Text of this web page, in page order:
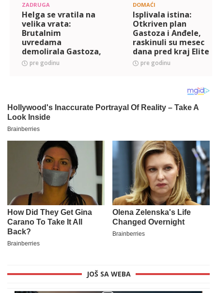
ZADRUGA
Helga se vratila na
velika vrata:
Brutalnim
uvredama
demolirala Gastoza,
on shvatio koliko je
sati! (VIDEO)
pre godinu
DOMAĆI
Isplivala istina:
Otkriven plan
Gastoza i Anđele,
raskinuli su mesec
dana pred kraj Elite
8 zbog jedne stvari
(VIDEO)
pre godinu
JOŠ SA WEBA